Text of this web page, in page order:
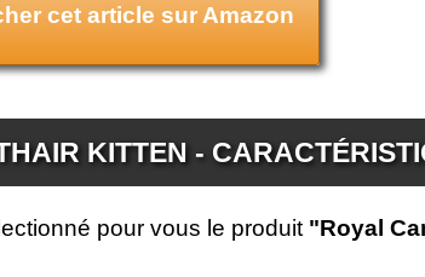
cet article sur Amazon
KITTEN -
pour vous le produit "Royal